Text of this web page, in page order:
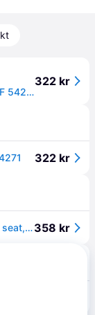
Värmeväxlare, invändig uppvärmning NRF 54271
322 kr
322 kr
Värmeväxlare, kupévärme, Fram NRF - audi, seat, skoda, vw - OE 1K0819031, 1K0819031A, 1K0819031B358 kr